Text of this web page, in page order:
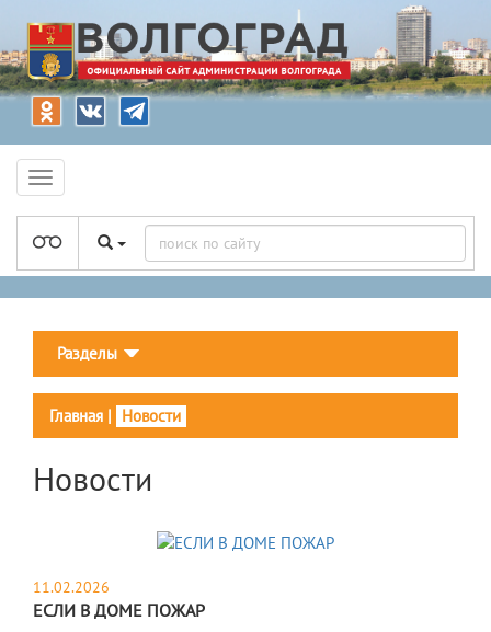
Разделы
Главная | Новости
Новости
11.02.2026
ЕСЛИ В ДОМЕ ПОЖАР